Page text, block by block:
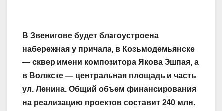
В Звенигове будет благоустроена
набережная у причала, в Козьмодемьянске
— сквер имени композитора Якова Эшпая, а
в Волжске — центральная площадь и часть
ул. Ленина. Общий объем финансирования
на реализацию проектов составит 240 млн.